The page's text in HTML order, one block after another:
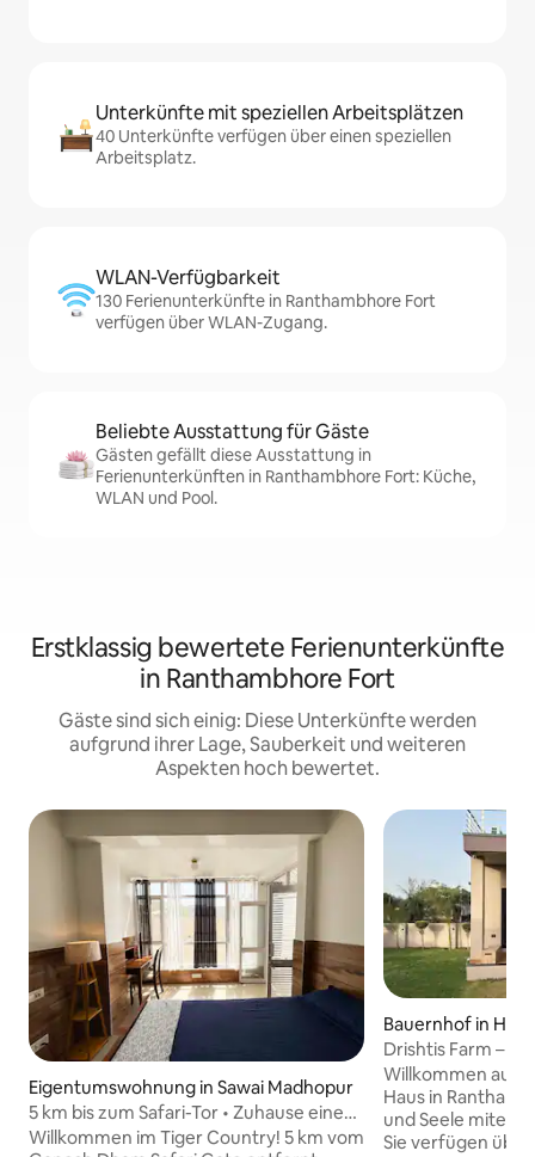
Unterkünfte mit speziellen Arbeitsplätzen
40 Unterkünfte verfügen über einen speziellen
Arbeitsplatz.
WLAN-Verfügbarkeit
130 Ferienunterkünfte in Ranthambhore Fort
verfügen über WLAN-Zugang.
Beliebte Ausstattung für Gäste
Gästen gefällt diese Ausstattung in
Ferienunterkünften in Ranthambhore Fort: Küche,
WLAN und Pool.
Erstklassig bewertete Ferienunterkünfte
in Ranthambhore Fort
Gäste sind sich einig: Diese Unterkünfte werden
aufgrund ihrer Lage, Sauberkeit und weiteren
Aspekten hoch bewertet.
Eigentumswohnung in Sawai Madhopur
5 km bis zum Safari-Tor • Zuhause eines
Tierfilmers
Willkommen im Tiger Country! 5 km vom
Bauernhof in
Drishtis Farm –
Platz und ein
Willkommen auf
Haus in
und Seele
Sie verfügen